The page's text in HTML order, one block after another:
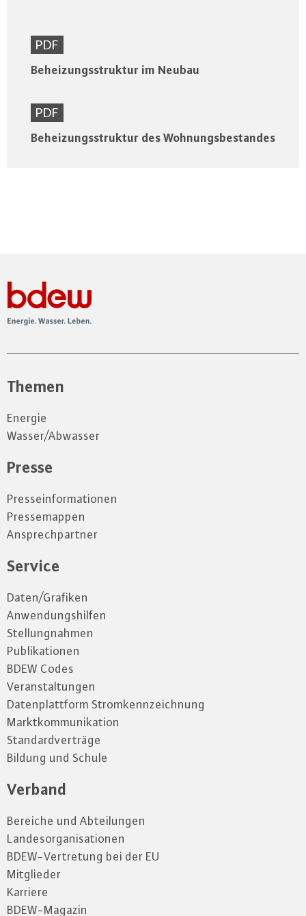
PDF
Beheizungsstruktur im Neubau
PDF
Beheizungsstruktur des Wohnungsbestandes
Themen
Energie
Wasser/Abwasser
Presse
Presseinformationen
Pressemappen
Ansprechpartner
Service
Daten/Grafiken
Anwendungshilfen
Stellungnahmen
Publikationen
BDEW Codes
Veranstaltungen
Datenplattform Stromkennzeichnung
Marktkommunikation
Standardverträge
Bildung und Schule
Verband
Bereiche und Abteilungen
Landesorganisationen
BDEW-Vertretung bei der EU
Mitglieder
Karriere
BDEW-Magazin